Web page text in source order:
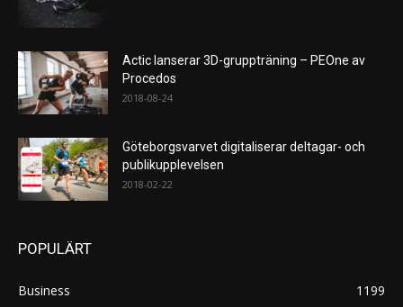
Actic lanserar 3D-gruppträning – PEOne av
Procedos
2018-08-24
Göteborgsvarvet digitaliserar deltagar- och
publikupplevelsen
2018-02-22
POPULÄRT
Business
1199